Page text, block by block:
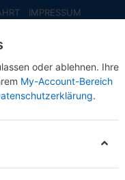
IMPRESSUM
NEUHEITEN
Faller
oder ablehnen. Ihre
My-Account-Bereich
.